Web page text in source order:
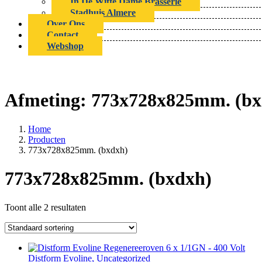
Stadhuis Almere
Over Ons
Contact
Webshop
Afmeting: 773x728x825mm.
Home
Producten
773x728x825mm. (bxdxh)
773x728x825mm. (bxdxh)
Toont alle 2 resultaten
Distform Evoline, Uncategorized